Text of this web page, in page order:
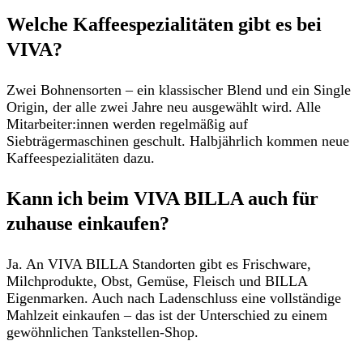
Welche Kaffeespezialitäten gibt es bei
VIVA?
Zwei Bohnensorten – ein klassischer Blend und ein Single
Origin, der alle zwei Jahre neu ausgewählt wird. Alle
Mitarbeiter:innen werden regelmäßig auf
Siebträgermaschinen geschult. Halbjährlich kommen neue
Kaffeespezialitäten dazu.
Kann ich beim VIVA BILLA auch für
zuhause einkaufen?
Ja. An VIVA BILLA Standorten gibt es Frischware,
Milchprodukte, Obst, Gemüse, Fleisch und BILLA
Eigenmarken. Auch nach Ladenschluss eine vollständige
Mahlzeit einkaufen – das ist der Unterschied zu einem
gewöhnlichen Tankstellen-Shop.